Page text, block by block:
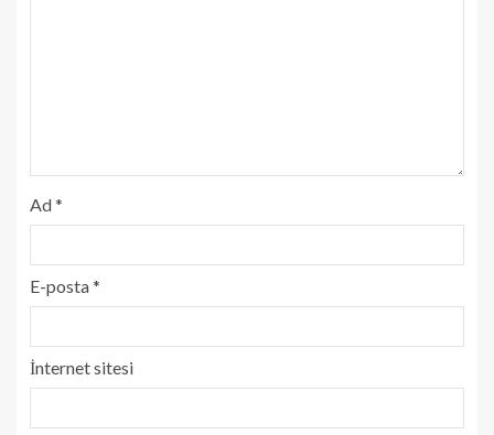
Ad*
E-posta*
İnternet sitesi